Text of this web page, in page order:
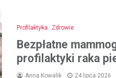
Profilaktyka Zdrowie
Bezpłatne
profilaktyki raka
Anna Kowalik 24 lipca 2026